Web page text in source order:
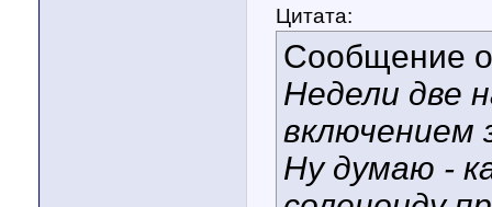
Цитата:
Сообщение
Недели две
включением
Ну думаю -